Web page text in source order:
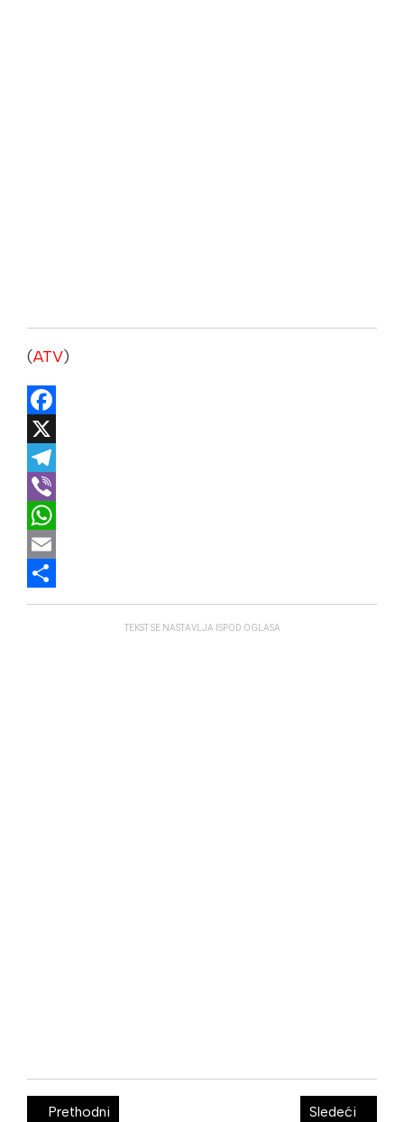
(ATV)
Facebook
X
Telegram
Viber
WhatsApp
Email
Share
TEKST SE NASTAVLJA ISPOD OGLASA
Prethodni Sledeći